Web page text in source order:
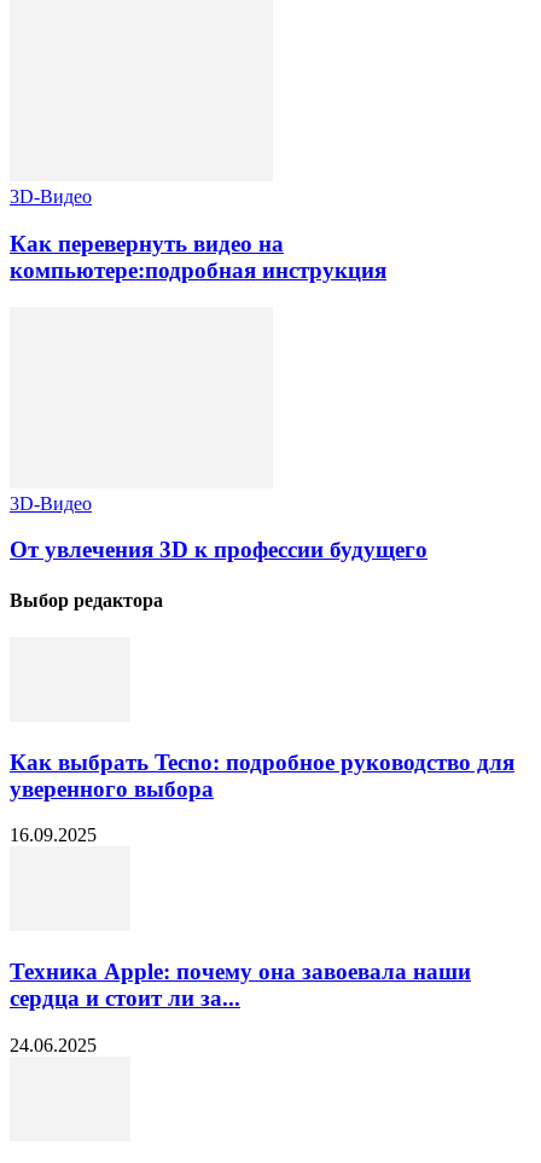
3D-Видео
Как перевернуть видео на
компьютере:подробная инструкция
3D-Видео
От увлечения 3D к профессии будущего
Выбор редактора
Как выбрать Tecno: подробное руководство для
уверенного выбора
16.09.2025
Техника Apple: почему она завоевала наши
сердца и стоит ли за...
24.06.2025